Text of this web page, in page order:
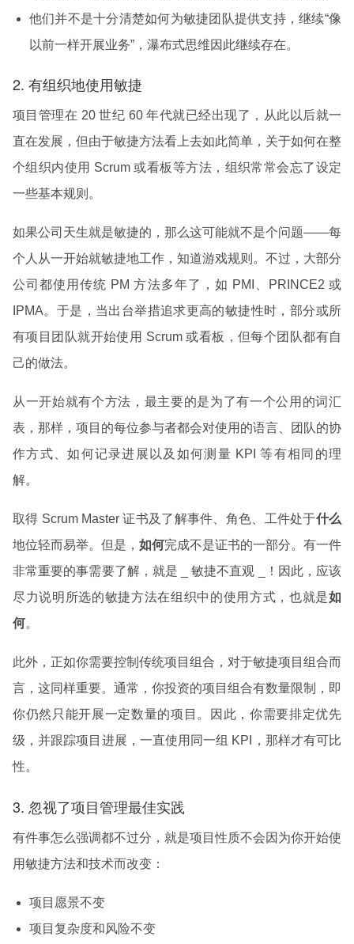
他们并不是十分清楚如何为敏捷团队提供支持，继续“像
以前一样开展业务”，瀑布式思维因此继续存在。
2. 有组织地使用敏捷
项目管理在 20 世纪 60 年代就已经出现了，从此以后就一
直在发展，但由于敏捷方法看上去如此简单，关于如何在整
个组织内使用 Scrum 或看板等方法，组织常常会忘了设定
一些基本规则。
如果公司天生就是敏捷的，那么这可能就不是个问题——每
个人从一开始就敏捷地工作，知道游戏规则。不过，大部分
公司都使用传统 PM 方法多年了，如 PMI、PRINCE2 或
IPMA。于是，当出台举措追求更高的敏捷性时，部分或所
有项目团队就开始使用 Scrum 或看板，但每个团队都有自
己的做法。
从一开始就有个方法，最主要的是为了有一个公用的词汇
表，那样，项目的每位参与者都会对使用的语言、团队的协
作方式、如何记录进展以及如何测量 KPI 等有相同的理
解。
取得 Scrum Master 证书及了解事件、角色、工件处于什么
地位轻而易举。但是， 如何完成不是证书的一部分。有一件
非常重要的事需要了解，就是 _ 敏捷不直观 _！因此，应该
尽力说明所选的敏捷方法在组织中的使用方式，也就是如
何。
此外，正如你需要控制传统项目组合，对于敏捷项目组合而
言，这同样重要。通常，你投资的项目组合有数量限制，即
你仍然只能开展一定数量的项目。因此，你需要排定优先
级，并跟踪项目进展，一直使用同一组 KPI，那样才有可比
性。
3. 忽视了项目管理最佳实践
有件事怎么强调都不过分，就是项目性质不会因为你开始使
用敏捷方法和技术而改变：
项目愿景不变
项目复杂度和风险不变